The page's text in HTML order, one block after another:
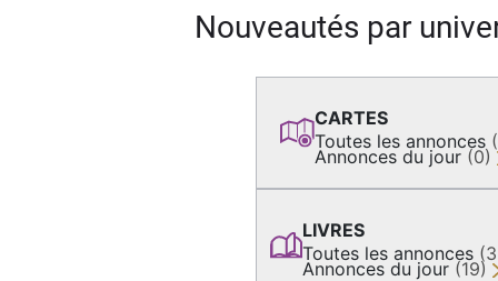
Nouveautés par
CARTES
Toutes les annonces
Annonces du jour (0)
LIVRES
Toutes les annonces
Annonces du jour (19)